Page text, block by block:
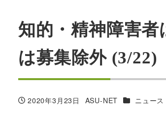
知的・精神障害
は募集除外 (3/22)
投稿日
2020年3月23日
著
ASU-NET カテゴリー
ニュー